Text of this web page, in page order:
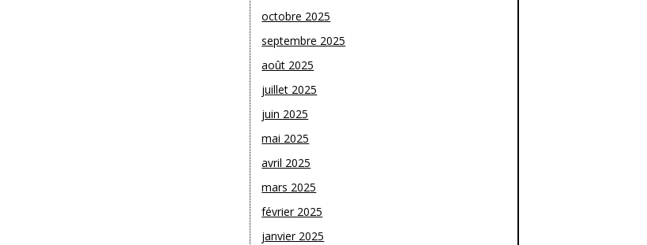
octobre 2025
septembre 2025
août 2025
juillet 2025
juin 2025
mai 2025
avril 2025
mars 2025
février 2025
janvier 2025